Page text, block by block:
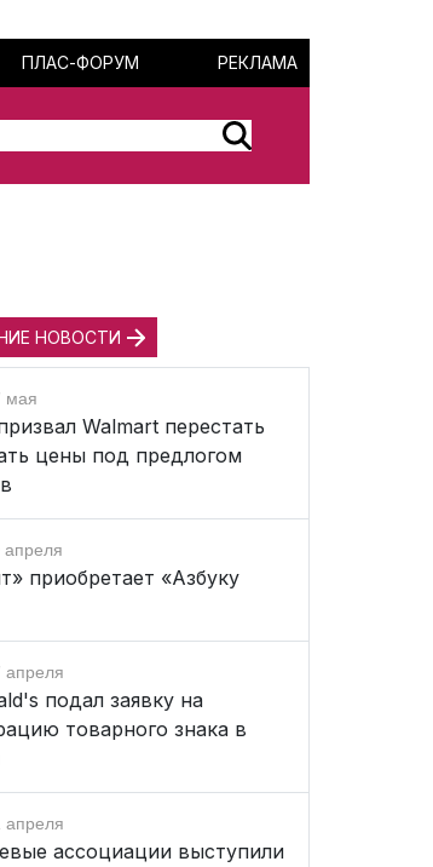
ПЛАС-ФОРУМ РЕКЛАМА
НОВОСТИ
мая
Walmart перестать
цены под предлогом
апреля
приобретает «Азбуку
апреля
подал заявку на
товарного знака в
апреля
ассоциации выступили